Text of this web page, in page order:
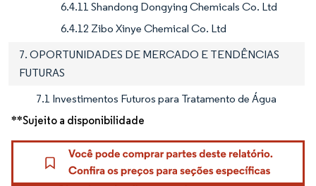
6.4.11 Shandong Dongying Chemicals Co. Ltd
6.4.12 Zibo Xinye Chemical Co. Ltd
7. OPORTUNIDADES DE MERCADO E TENDÊNCIAS
FUTURAS
7.1 Investimentos Futuros para Tratamento de Água
**Sujeito a disponibilidade